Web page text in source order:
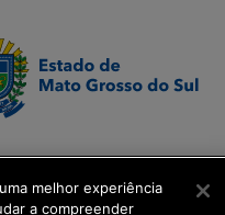
melhor experiência
a compreender